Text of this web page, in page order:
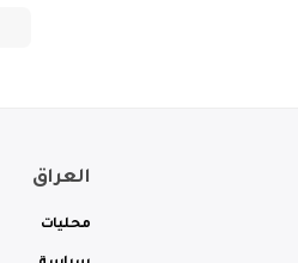
العراق
محليات